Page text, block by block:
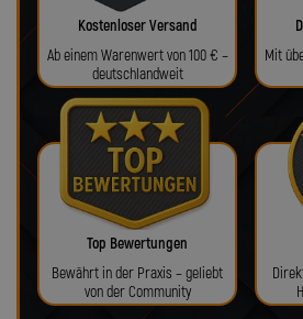
Kostenloser Versand
Ab einem Warenwert von 100 € –
deutschlandweit
Mit
Top Bewertungen
Bewährt in der Praxis – geliebt
von der Community